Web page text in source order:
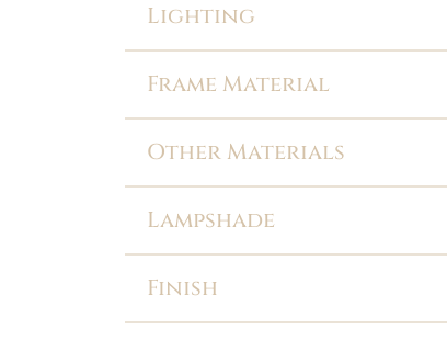
Lighting
Frame Material
Other Materials
Lampshade
Finish